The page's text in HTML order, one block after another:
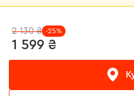
1 599 ₴
2 130 ₴ -25%